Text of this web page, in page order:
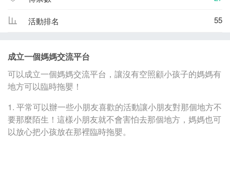
活動排名 55
成立一個媽媽交流平台
可以成立一個媽媽交流平台，讓沒有空照顧小孩子的媽媽有
地方可以臨時拖嬰！
1. 平常可以辦一些小朋友喜歡的活動讓小朋友對那個地方不
要那麼陌生！這樣小朋友就不會害怕去那個地方，媽媽也可
以放心把小孩放在那裡臨時拖嬰。